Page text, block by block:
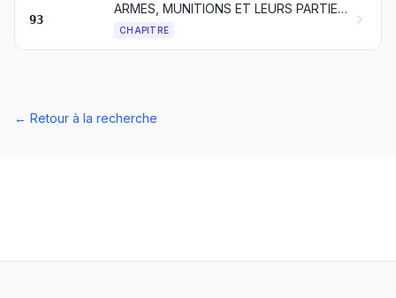
93
ARMES, MUNITIONS ET LEURS PARTIES ET ACCESSOIRES
CHAPITRE
← Retour à la recherche